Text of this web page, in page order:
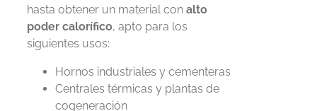
hasta obtener un material con alto
poder calorífico, apto para los
siguientes usos:
Hornos industriales y cementeras
Centrales térmicas y plantas de
cogeneración